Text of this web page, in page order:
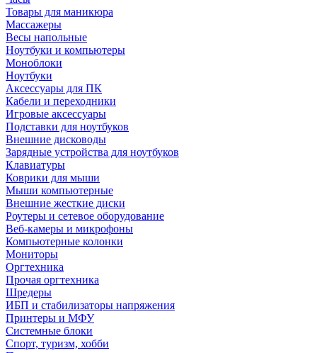
Товары для маникюра
Массажеры
Весы напольные
Ноутбуки и компьютеры
Моноблоки
Ноутбуки
Аксессуары для ПК
Кабели и переходники
Игровые аксессуары
Подставки для ноутбуков
Внешние дисководы
Зарядные устройства для ноутбуков
Клавиатуры
Коврики для мыши
Мыши компьютерные
Внешние жесткие диски
Роутеры и сетевое оборудование
Веб-камеры и микрофоны
Компьютерные колонки
Мониторы
Оргтехника
Прочая оргтехника
Шредеры
ИБП и стабилизаторы напряжения
Принтеры и МФУ
Системные блоки
Спорт, туризм, хобби